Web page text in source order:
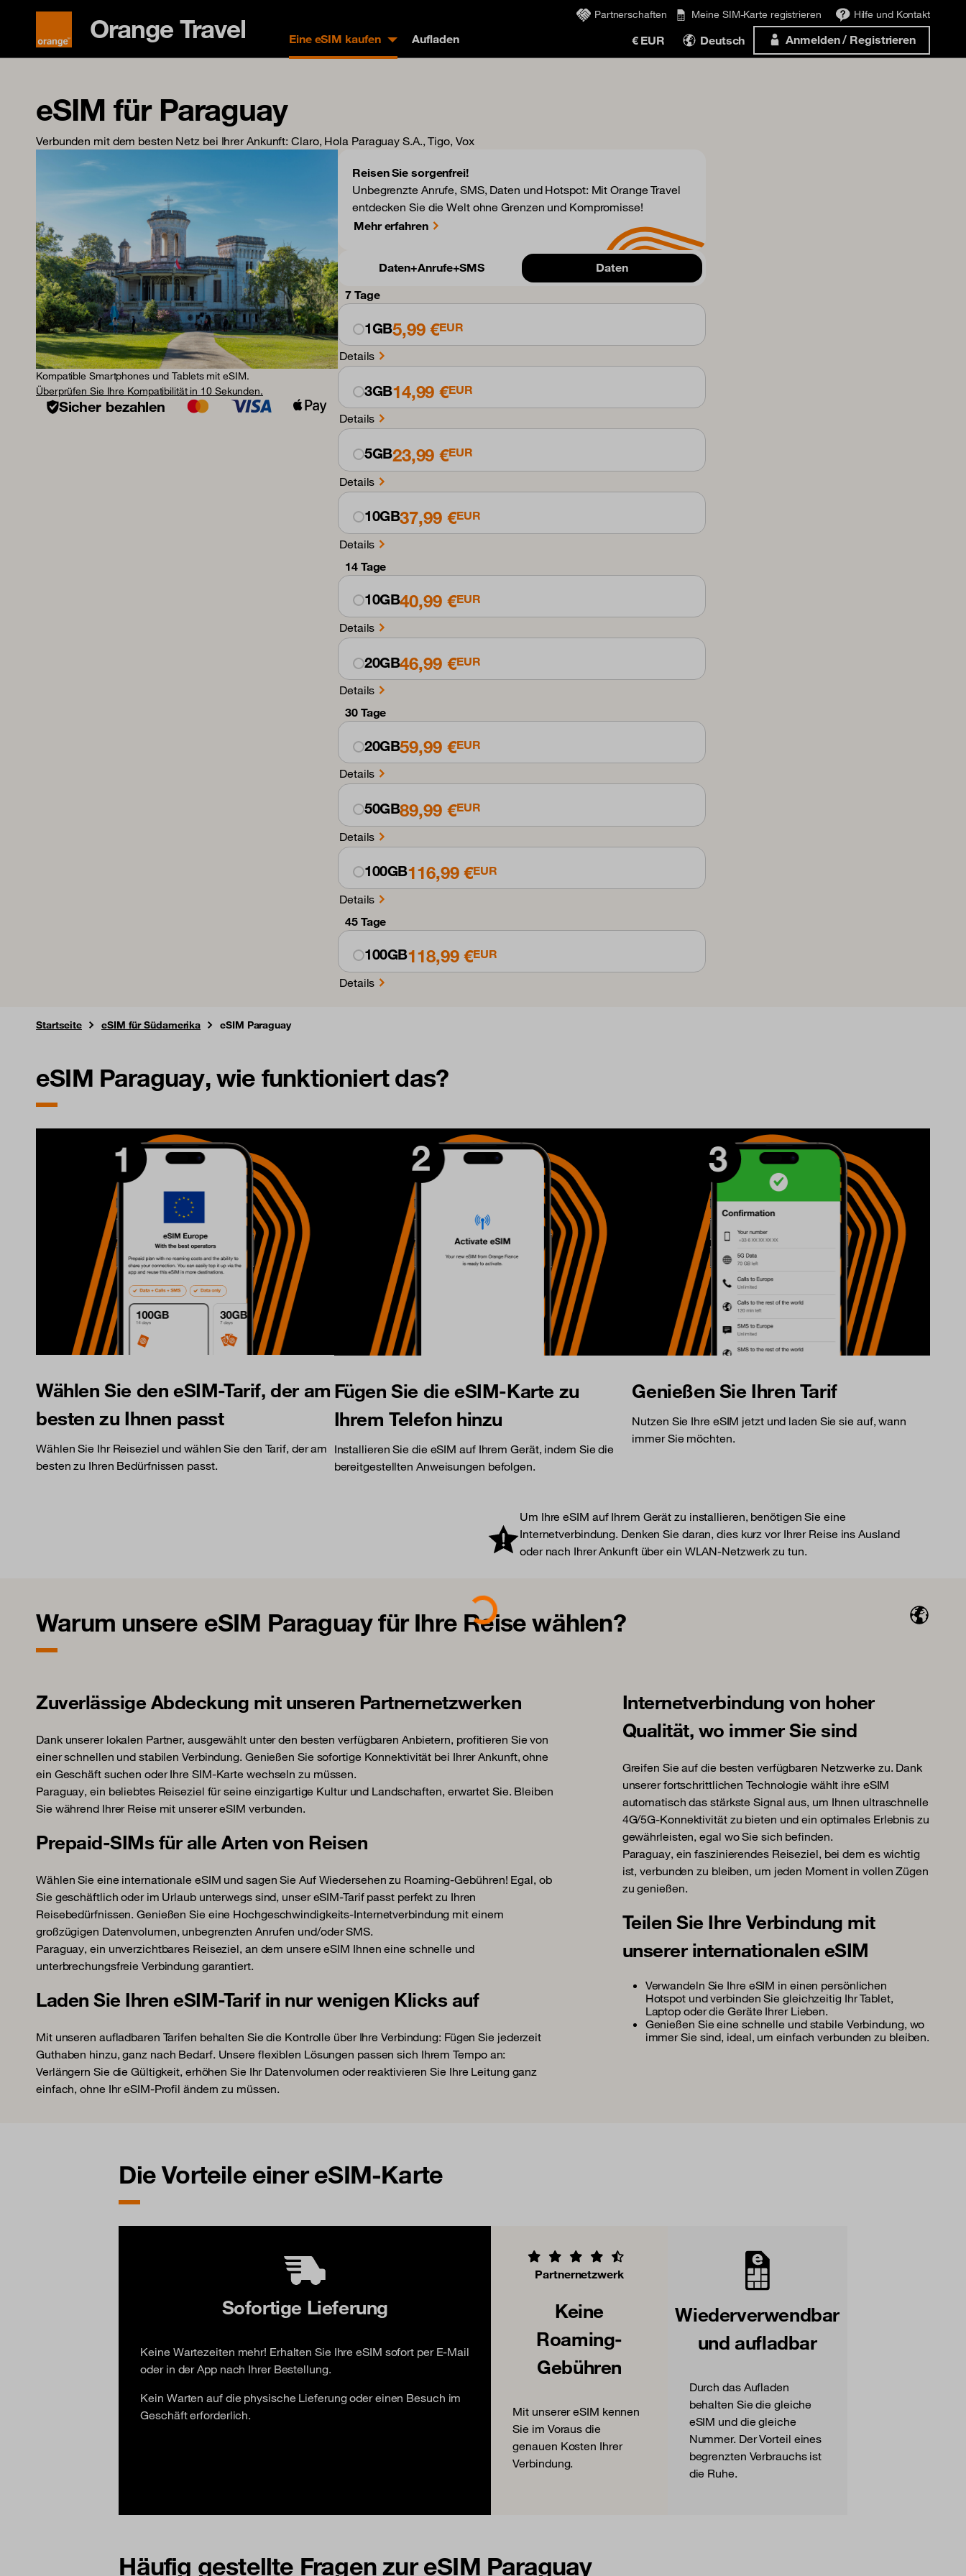
Orange Travel Eine eSIM kaufen Aufladen
Partnerschaften Meine SIM-Karte registrieren Hilfe und Kontakt
€ EUR Deutsch Anmelden / Registrieren
eSIM für Paraguay
Verbunden mit dem besten Netz bei Ihrer Ankunft: Claro, Hola Paraguay S.A., Tigo, Vox
Kompatible Smartphones und Tablets mit eSIM.
Überprüfen Sie Ihre Kompatibilität in 10 Sekunden.
Sicher bezahlen
Reisen Sie sorgenfrei!
Unbegrenzte Anrufe, SMS, Daten und Hotspot: Mit Orange Travel
entdecken Sie die Welt ohne Grenzen und Kompromisse!
Mehr erfahren
Daten+Anrufe+SMS
Daten
7 Tage
1GB5,99 €EUR
Details
3GB14,99 €EUR
Details
5GB23,99 €EUR
Details
10GB37,99 €EUR
Details
14 Tage
10GB40,99 €EUR
Details
20GB46,99 €EUR
Details
30 Tage
20GB59,99 €EUR
Details
50GB89,99 €EUR
Details
100GB116,99 €EUR
Details
45 Tage
100GB118,99 €EUR
Details
Startseite eSIM für Südamerika eSIM Paraguay
eSIM Paraguay, wie funktioniert das?
Wählen Sie den eSIM-Tarif, der am
besten zu Ihnen passt
Wählen Sie Ihr Reiseziel und wählen Sie den Tarif, der am
besten zu Ihren Bedürfnissen passt.
Fügen Sie die eSIM-Karte zu
Ihrem Telefon hinzu
Installieren Sie die eSIM auf Ihrem Gerät, indem Sie die
bereitgestellten Anweisungen befolgen.
Genießen Sie Ihren Tarif
Nutzen Sie Ihre eSIM jetzt und laden Sie sie auf, wann
immer Sie möchten.
Um Ihre eSIM auf Ihrem Gerät zu installieren, benötigen Sie eine
Internetverbindung. Denken Sie daran, dies kurz vor Ihrer Reise ins Ausland
oder nach Ihrer Ankunft über ein WLAN-Netzwerk zu tun.
Warum unsere eSIM Paraguay für Ihre Reise wählen?
Zuverlässige Abdeckung mit unseren Partnernetzwerken
Dank unserer lokalen Partner, ausgewählt unter den besten verfügbaren Anbietern, profitieren Sie von
einer schnellen und stabilen Verbindung. Genießen Sie sofortige Konnektivität bei Ihrer Ankunft, ohne
ein Geschäft suchen oder Ihre SIM-Karte wechseln zu müssen.
Paraguay, ein beliebtes Reiseziel für seine einzigartige Kultur und Landschaften, erwartet Sie. Bleiben
Sie während Ihrer Reise mit unserer eSIM verbunden.
Prepaid-SIMs für alle Arten von Reisen
Wählen Sie eine internationale eSIM und sagen Sie Auf Wiedersehen zu Roaming-Gebühren! Egal, ob
Sie geschäftlich oder im Urlaub unterwegs sind, unser eSIM-Tarif passt perfekt zu Ihren
Reisebedürfnissen. Genießen Sie eine Hochgeschwindigkeits-Internetverbindung mit einem
großzügigen Datenvolumen, unbegrenzten Anrufen und/oder SMS.
Paraguay, ein unverzichtbares Reiseziel, an dem unsere eSIM Ihnen eine schnelle und
unterbrechungsfreie Verbindung garantiert.
Laden Sie Ihren eSIM-Tarif in nur wenigen Klicks auf
Mit unseren aufladbaren Tarifen behalten Sie die Kontrolle über Ihre Verbindung: Fügen Sie jederzeit
Guthaben hinzu, ganz nach Bedarf. Unsere flexiblen Lösungen passen sich Ihrem Tempo an:
Verlängern Sie die Gültigkeit, erhöhen Sie Ihr Datenvolumen oder reaktivieren Sie Ihre Leitung ganz
einfach, ohne Ihr eSIM-Profil ändern zu müssen.
Internetverbindung von hoher
Qualität, wo immer Sie sind
Greifen Sie auf die besten verfügbaren Netzwerke zu. Dank
unserer fortschrittlichen Technologie wählt ihre eSIM
automatisch das stärkste Signal aus, um Ihnen ultraschnelle
4G/5G-Konnektivität zu bieten und ein optimales Erlebnis zu
gewährleisten, egal wo Sie sich befinden.
Paraguay, ein faszinierendes Reiseziel, bei dem es wichtig
ist, verbunden zu bleiben, um jeden Moment in vollen Zügen
zu genießen.
Teilen Sie Ihre Verbindung mit
unserer internationalen eSIM
Verwandeln Sie Ihre eSIM in einen persönlichen
Hotspot und verbinden Sie gleichzeitig Ihr Tablet,
Laptop oder die Geräte Ihrer Lieben.
Genießen Sie eine schnelle und stabile Verbindung, wo
immer Sie sind, ideal, um einfach verbunden zu bleiben.
Die Vorteile einer eSIM-Karte
Sofortige Lieferung
Keine Wartezeiten mehr! Erhalten Sie Ihre eSIM sofort per E-Mail
oder in der App nach Ihrer Bestellung.
Kein Warten auf die physische Lieferung oder einen Besuch im
Geschäft erforderlich.
Partnernetzwerk
Keine
Roaming-
Gebühren
Mit unserer eSIM kennen
Sie im Voraus die
genauen Kosten Ihrer
Verbindung.
Wiederverwendbar
und aufladbar
Durch das Aufladen
behalten Sie die gleiche
eSIM und die gleiche
Nummer. Der Vorteil eines
begrenzten Verbrauchs ist
die Ruhe.
Häufig gestellte Fragen zur eSIM Paraguay
Loading...